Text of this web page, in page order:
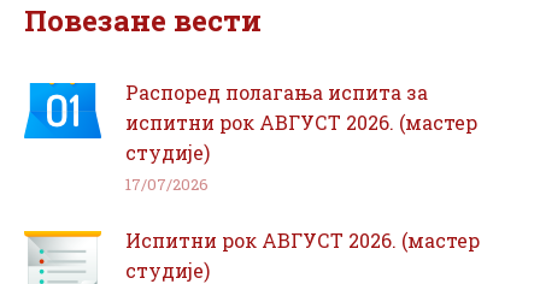
Повезане вести
Распоред полагања испита за
испитни рок АВГУСТ 2026. (мастер
студије)
17/07/2026
Испитни рок АВГУСТ 2026. (мастер
студије)